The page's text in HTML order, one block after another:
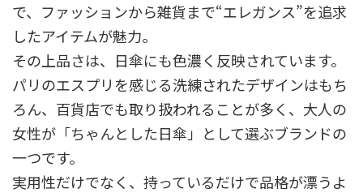
で、ファッションから雑貨まで“エレガンス”を追求
したアイテムが魅力。
その上品さは、日傘にも色濃く反映されています。
パリのエスプリを感じる洗練されたデザインはもち
ろん、百貨店でも取り扱われることが多く、大人の
女性が「ちゃんとした日傘」として選ぶブランドの
一つです。
実用性だけでなく、持っているだけで品格が漂うよ